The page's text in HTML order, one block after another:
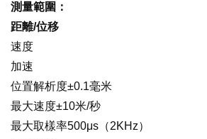
測量範圍：
距離/位移
速度
加速
位置解析度±0.1毫米
最大速度±10米/秒
最大取樣率500μs（2KHz）